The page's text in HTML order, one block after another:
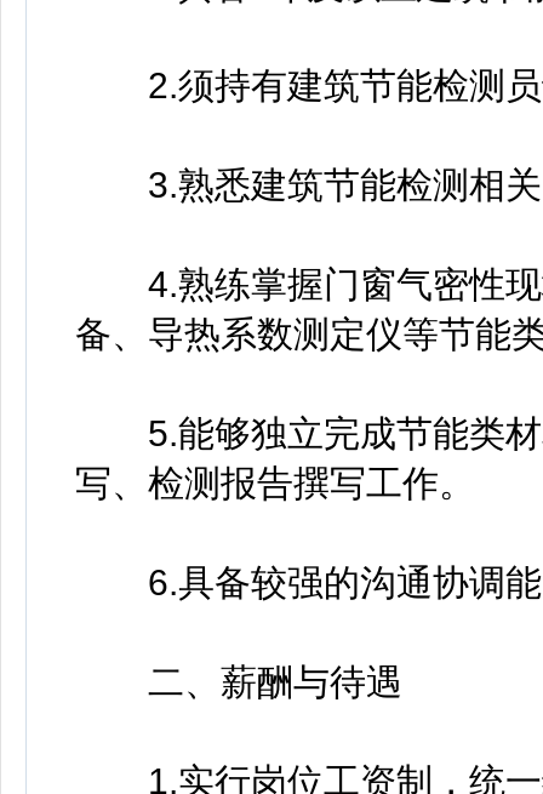
2.须持有建筑节能检测员
3.熟悉建筑节能检测相关
4.熟练掌握门窗气密性现
备、导热系数测定仪等节能
5.能够独立完成节能类材
写、检测报告撰写工作。
6.具备较强的沟通协调能
二、薪酬与待遇
1.实行岗位工资制，统一